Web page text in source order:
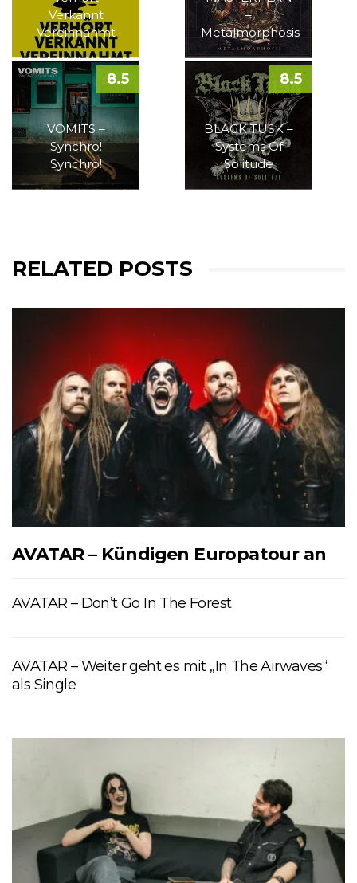
Verkannt
Vereinnahmt
–
Metalmorphosis
VOMITS –
Synchro!
Synchro!
8.5
BLACK TUSK –
Systems Of
Solitude
8.5
RELATED POSTS
AVATAR – Kündigen Europatour an
AVATAR – Don’t Go In The Forest
AVATAR – Weiter geht es mit „In The Airwaves“
als Single